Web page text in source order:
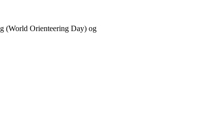
(World Orienteering Day) og